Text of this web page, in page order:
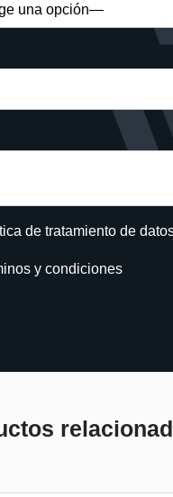
de tratamiento de
y condiciones
blanco, por favor.